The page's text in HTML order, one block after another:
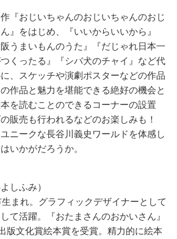
『おじいちゃんのおじいちゃんのおじ
』をはじめ、『いいからいいから』
うまいもんのうた』『だじゃれ日本一
くったる』『シバ犬のチャイ』など代
、スケッチや演劇ポスターなどの作品
作品と魅力を堪能できる絶好の機会と
を読むことのできるコーナーの設置
販売も行われるなどのお楽しみも！
ニークな長谷川義史ワールドを体感し
いかがだろうか。
しふみ）
まれ。グラフィックデザイナーとして
て活躍。『おたまさんのおかいさん』
版文化賞絵本賞を受賞。精力的に絵本